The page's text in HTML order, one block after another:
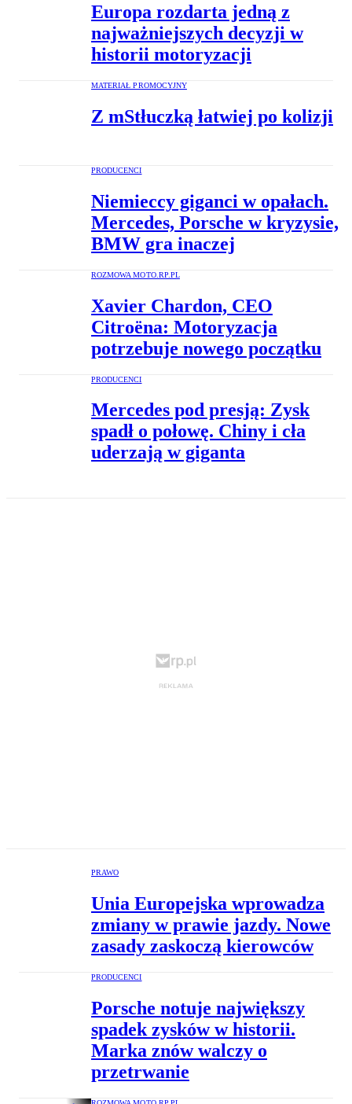
Europa rozdarta jedną z
najważniejszych decyzji w
historii motoryzacji
MATERIAŁ PROMOCYJNY
Z mStłuczką łatwiej po kolizji
PRODUCENCI
Niemieccy giganci w opałach.
Mercedes, Porsche w kryzysie,
BMW gra inaczej
ROZMOWA MOTO.RP.PL
Xavier Chardon, CEO
Citroëna: Motoryzacja
potrzebuje nowego początku
PRODUCENCI
Mercedes pod presją: Zysk
spadł o połowę. Chiny i cła
uderzają w giganta
PRAWO
Unia Europejska wprowadza
zmiany w prawie jazdy. Nowe
zasady zaskoczą kierowców
PRODUCENCI
Porsche notuje największy
spadek zysków w historii.
Marka znów walczy o
przetrwanie